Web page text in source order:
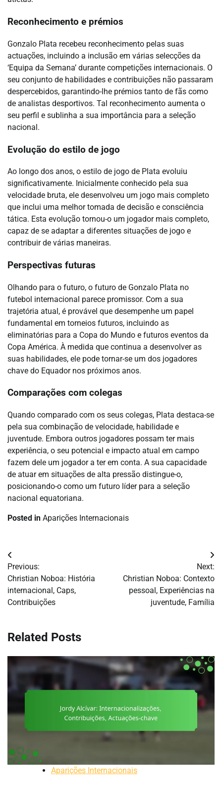
Reconhecimento e prémios
Gonzalo Plata recebeu reconhecimento pelas suas
actuações, incluindo a inclusão em várias selecções da
‘Equipa da Semana’ durante competições internacionais. O
seu conjunto de habilidades e contribuições não passaram
despercebidos, garantindo-lhe prémios tanto de fãs como
de analistas desportivos. Tal reconhecimento aumenta o
seu perfil e sublinha a sua importância para a seleção
nacional.
Evolução do estilo de jogo
Ao longo dos anos, o estilo de jogo de Plata evoluiu
significativamente. Inicialmente conhecido pela sua
velocidade bruta, ele desenvolveu um jogo mais completo
que inclui uma melhor tomada de decisão e consciência
tática. Esta evolução tornou-o um jogador mais completo,
capaz de se adaptar a diferentes situações de jogo e
contribuir de várias maneiras.
Perspectivas futuras
Olhando para o futuro, o futuro de Gonzalo Plata no
futebol internacional parece promissor. Com a sua
trajetória atual, é provável que desempenhe um papel
fundamental em torneios futuros, incluindo as
eliminatórias para a Copa do Mundo e futuros eventos da
Copa América. À medida que continua a desenvolver as
suas habilidades, ele pode tornar-se um dos jogadores
chave do Equador nos próximos anos.
Comparações com colegas
Quando comparado com os seus colegas, Plata destaca-se
pela sua combinação de velocidade, habilidade e
juventude. Embora outros jogadores possam ter mais
experiência, o seu potencial e impacto atual em campo
fazem dele um jogador a ter em conta. A sua capacidade
de atuar em situações de alta pressão distingue-o,
posicionando-o como um futuro líder para a seleção
nacional equatoriana.
Posted in Aparições Internacionais
Post
navigation
Previous:
Christian Noboa: História
internacional, Caps,
Contribuições
Next:
Christian Noboa: Contexto
pessoal, Experiências na
juventude, Família
Related Posts
Aparições Internacionais